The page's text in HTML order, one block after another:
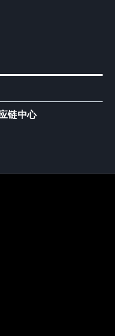
链中心